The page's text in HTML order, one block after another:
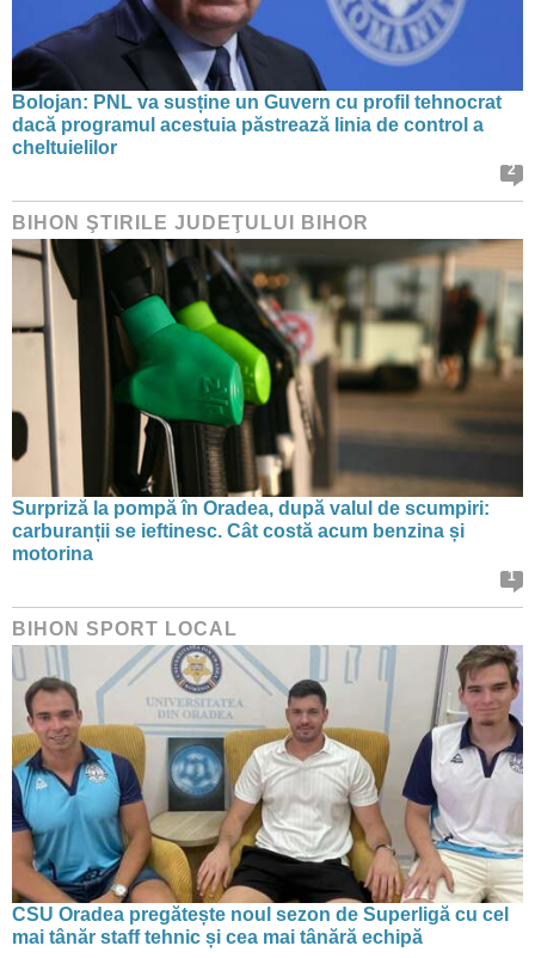
Bolojan: PNL va susține un Guvern cu profil tehnocrat
dacă programul acestuia păstrează linia de control a
cheltuielilor
2
BIHON ŞTIRILE JUDEŢULUI BIHOR
Surpriză la pompă în Oradea, după valul de scumpiri:
carburanții se ieftinesc. Cât costă acum benzina și
motorina
1
BIHON SPORT LOCAL
CSU Oradea pregătește noul sezon de Superligă cu cel
mai tânăr staff tehnic și cea mai tânără echipă